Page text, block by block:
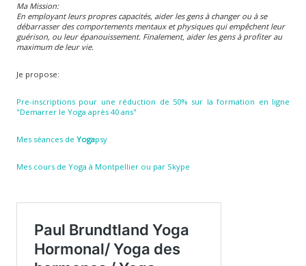
Ma Mission:
En employant leurs propres capacités, aider les gens à changer ou à se
débarrasser des comportements mentaux et physiques qui empêchent leur
guérison, ou leur épanouissement. Finalement, aider les gens à profiter au
maximum de leur vie.
Je propose:
Pre-inscriptions pour une réduction de 50% sur la formation en ligne
"Demarrer le Yoga après 40 ans"
Mes séances de Yogapsy
Mes cours de Yoga à Montpellier ou par Skype